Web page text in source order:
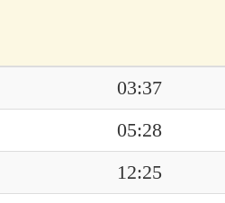
03:37
05:28
12:25